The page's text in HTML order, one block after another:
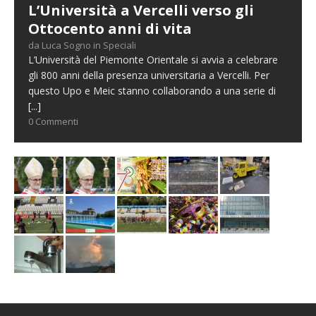
L’Università a Vercelli verso gli
Ottocento anni di vita
da Luca Sogno in Speciali
L’Università del Piemonte Orientale si avvia a celebrare
gli 800 anni della presenza universitaria a Vercelli. Per
questo Upo e Meic stanno collaborando a una serie di
[...]
0 Commenti